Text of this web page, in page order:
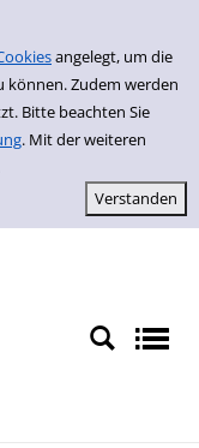
angelegt, um die
können. Zudem werden
Bitte beachten Sie
. Mit der weiteren